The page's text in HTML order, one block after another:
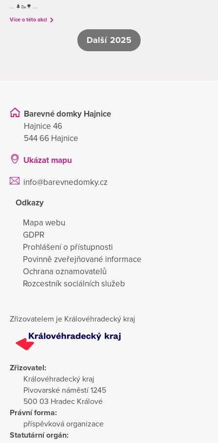
... 🌲🥾🌳 ...
Více o této akci
Další 2025
Barevné domky Hajnice
Hajnice 46
544 66 Hajnice
Ukázat mapu
info@barevnedomky.cz
Odkazy
Mapa webu
GDPR
Prohlášení o přístupnosti
Povinně zveřejňované informace
Ochrana oznamovatelů
Rozcestník sociálních služeb
Zřizovatelem je Královéhradecký kraj
Zřizovatel:
Královéhradecký kraj
Pivovarské náměstí 1245
500 03 Hradec Králové
Právní forma:
příspěvková organizace
Statutární orgán: